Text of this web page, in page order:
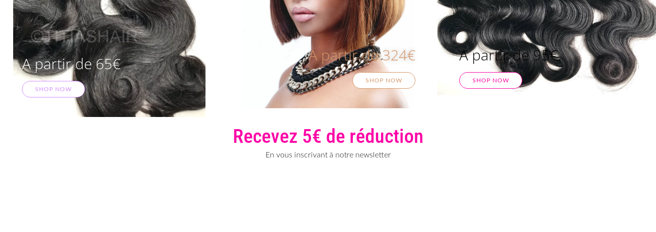
A partir de 65€
SHOP NOW
A partir de 324€
SHOP NOW
A partir de 95€
SHOP NOW
Recevez 5€ de réduction
En vous inscrivant à notre newsletter